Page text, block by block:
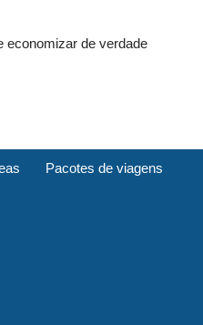
economizar de verdade
Pacotes de viagens